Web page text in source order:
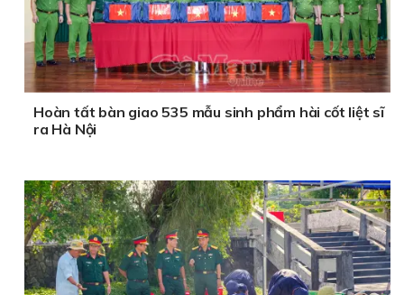
Hoàn tất bàn giao 535 mẫu sinh phẩm hài cốt liệt sĩ
ra Hà Nội